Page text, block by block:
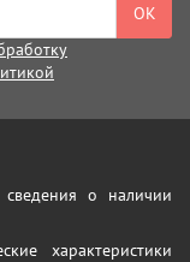
ОК
о наличии
характеристики